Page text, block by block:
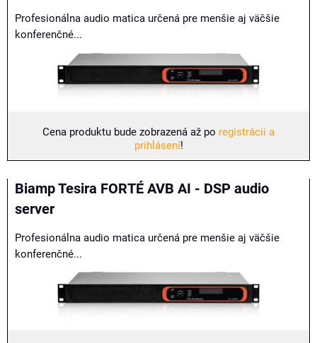
Profesionálna audio matica určená pre menšie aj väčšie
konferenčné...
Cena produktu bude zobrazená až po registrácii a
prihlásení!
Biamp Tesira FORTÉ AVB AI - DSP audio
server
Profesionálna audio matica určená pre menšie aj väčšie
konferenčné...